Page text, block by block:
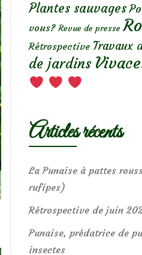
Plantes sauvages
vous? Revue de presse
Rétrospective Travaux
de jardins
Articles récents
La Punaise à pattes
rufipes)
Rétrospective de juin
Punaise, prédatrice de
insectes